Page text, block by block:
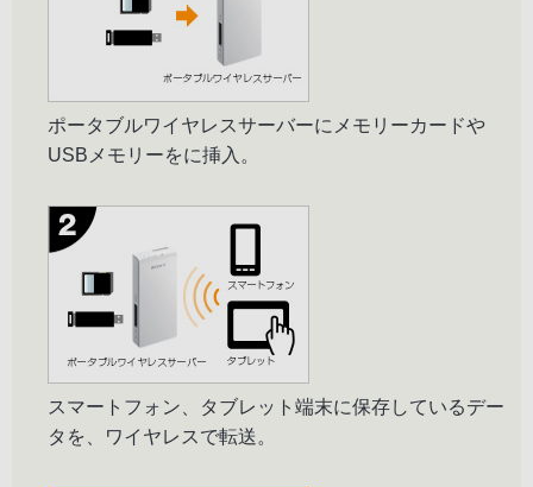
ポータブルワイヤレスサーバーにメモリーカードや
USBメモリーをに挿入。
スマートフォン、タブレット端末に保存しているデー
タを、ワイヤレスで転送。